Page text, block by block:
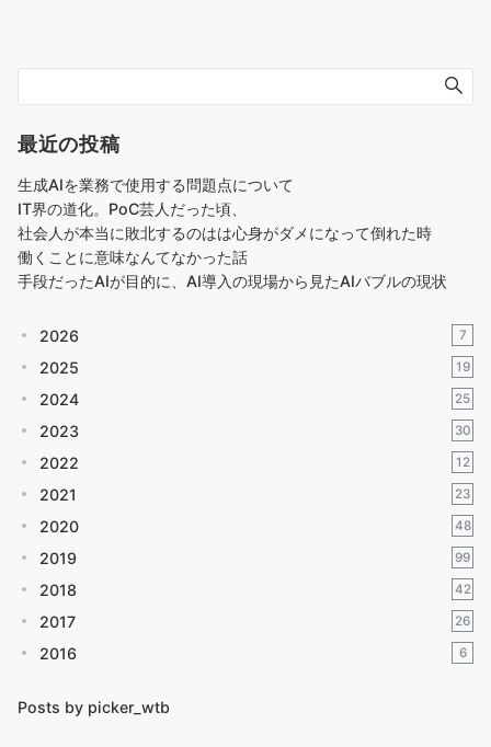
最近の投稿
生成AIを業務で使用する問題点について
IT界の道化。PoC芸人だった頃、
社会人が本当に敗北するのはは心身がダメになって倒れた時
働くことに意味なんてなかった話
手段だったAIが目的に、AI導入の現場から見たAIバブルの現状
2026 7
2025 19
2024 25
2023 30
2022 12
2021 23
2020 48
2019 99
2018 42
2017 26
2016 6
Posts by picker_wtb